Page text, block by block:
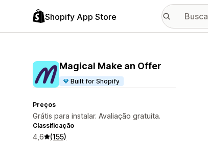
Shopify App Store
Magical Make an Offer
Built for Shopify
Preços
Grátis para instalar. Avaliação gratuita.
Classificação
4,6 (155)